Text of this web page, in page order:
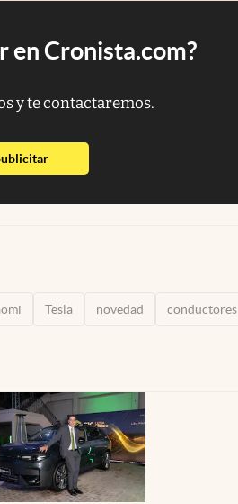
en Cronista.com?
y te contactaremos.
abre en nueva pestaña
Tesla novedad conductores